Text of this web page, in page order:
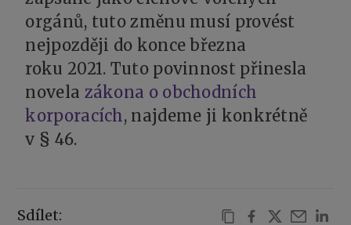
orgánů, tuto změnu musí provést
nejpozději do konce března
roku 2021. Tuto povinnost přinesla
novela zákona o obchodních
korporacích, najdeme ji konkrétně
v § 46.
Sdílet: